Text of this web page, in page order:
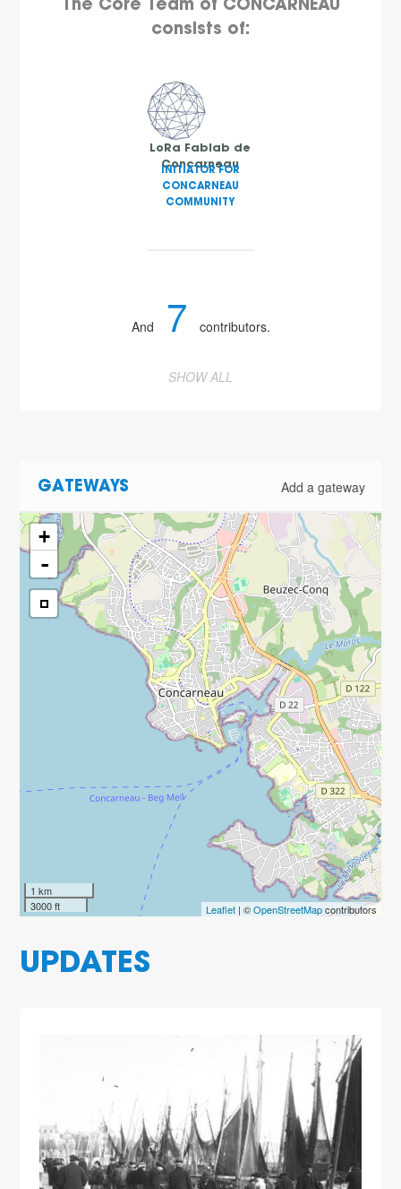
The Core Team of CONCARNEAU
consists of:
LoRa Fablab de
Concarneau
INITIATOR FOR
CONCARNEAU
COMMUNITY
And 7 contributors.
SHOW ALL
GATEWAYS Add a gateway
+
-
1 km
3000 ft
Leaflet| ©OpenStreetMapcontributors
UPDATES